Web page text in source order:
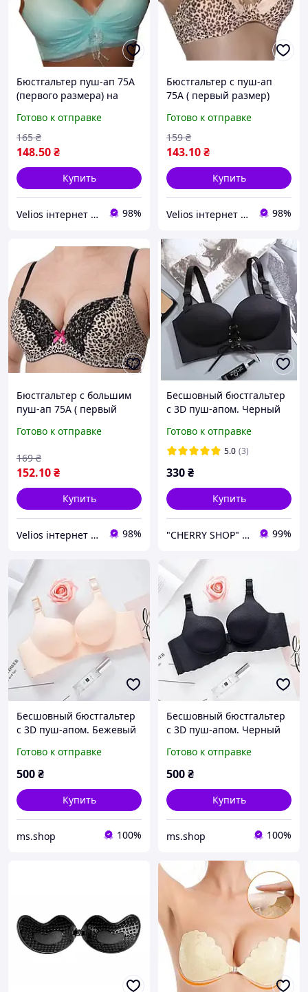
Бюстгальтер пуш-ап 75А
(первого размера) на
бюстик
Готово к отправке
148.50₴
165 ₴
Купить
Velios інтернет магазин нижньої білизни 98%
Бюстгальтер с пуш-ап
75А ( первый размер)
леопардовый 75А
Готово к отправке
143.10₴
159 ₴
Купить
Velios інтернет магазин нижньої білизни 98%
Бюстгальтер с большим
пуш-ап 75А ( первый
леопардовый 75А
Готово к отправке
152.10₴
169 ₴
Купить
Velios інтернет магазин нижньої білизни 98%
Бесшовный бюстгальтер
с 3D пуш-апом. Черный
Готово к отправке
5.0 (3)
330₴
Купить
"CHERRY SHOP" Косметика, женская одежда и аксессуары 99%
Бесшовный бюстгальтер
с 3D пуш-апом. Бежевый
Готово к отправке
500₴
Купить
ms.shop 100%
Бесшовный бюстгальтер
с 3D пуш-апом. Черный
Готово к отправке
500₴
Купить
ms.shop 100%